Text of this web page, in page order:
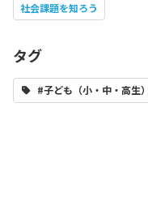
社会課題を知ろう
タグ
#子ども（小・中・高生）